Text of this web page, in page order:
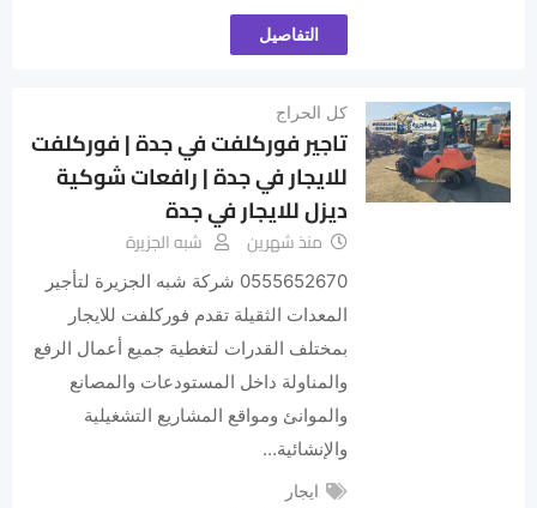
التفاصيل
كل الحراج
تاجير فوركلفت في جدة | فوركلفت
للايجار في جدة | رافعات شوكية
ديزل للايجار في جدة
منذ شهرين شبه الجزيرة
0555652670 شركة شبه الجزيرة لتأجير
المعدات الثقيلة تقدم فوركلفت للايجار
بمختلف القدرات لتغطية جميع أعمال الرفع
والمناولة داخل المستودعات والمصانع
والموانئ ومواقع المشاريع التشغيلية
والإنشائية…
ايجار